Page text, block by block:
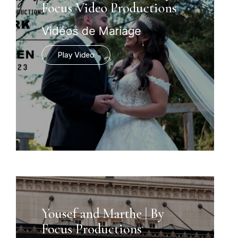
Focus Video Productions
Vidéos de Mariage
Play Video
Yousef and Marthe | By
Focus Productions